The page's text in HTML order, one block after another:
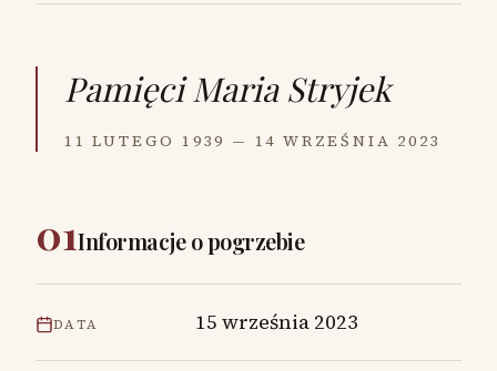
Pamięci Maria Stryjek
11 LUTEGO 1939 — 14 WRZEŚNIA 2023
01Informacje o pogrzebie
DATA 15 września 2023